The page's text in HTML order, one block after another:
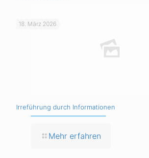
18. März 2026
Irreführung durch Informationen
Mehr erfahren